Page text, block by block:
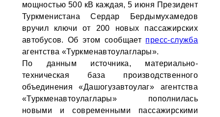
мощностью 500 кВ каждая, 5 июня Президент
Туркменистана Сердар Бердымухамедов
вручил ключи от 200 новых пассажирских
автобусов. Об этом сообщает пресс-служба
агентства «Туркменавтоулаглары».
По данным источника, материально-
техническая база производственного
объединения «Дашогузавтоулаг» агентства
«Туркменавтоулаглары» пополнилась
новыми и современными пассажирскими